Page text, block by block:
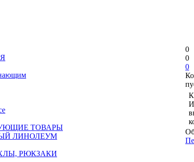
ТОВАРЫ
ЛИНОЛЕУМ
РЮКЗАКИ
0
0
0
К